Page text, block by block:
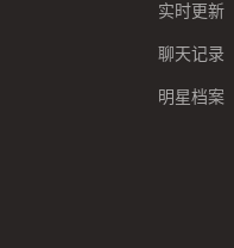
实时更新
聊天记录
明星档案